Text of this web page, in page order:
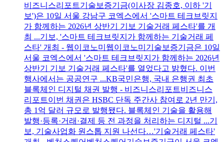
비즈니스리포트기술보증기금(이사장 김종호, 이하 '기
보')은 10일 서울 강남구 코엑스에서 '스마트 테크브릿지
가 함께하는 2026년 상반기 기보 기술거래 페스타'를 개
최 ...기보, '스마트 테크브릿지가 함께하는 기술거래 페
스타' 개최 - 웹이코노미웹이코노미기술보증기금은 10일
서울 코엑스에서 '스마트 테크브릿지가 함께하는 2026년
상반기 기보 기술거래 페스타'를 열었다고 밝혔다. 이번
행사에서는 공공연구 ...KB국민은행, 국내 은행권 최초
블록체인 디지털 채권 발행 - 비즈니스리포트비즈니스
리포트이번 채권은 HSBC 단독 주간사 참여로 2년 만기,
총 1억 달러 규모로 발행됐다. 블록체인 기술을 활용해
발행·등록·거래·결제 등 전 과정을 처리하는 디지털 ...기
보, 기술사업화 원스톱 지원 나선다…'기술거래 페스타'